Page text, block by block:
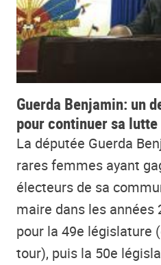
Guerda Benjamin: un
pour continuer sa lutte
La députée Guerda
rares femmes ayant
électeurs de sa
maire dans les années
pour la 49e législature
tour), puis la 50e